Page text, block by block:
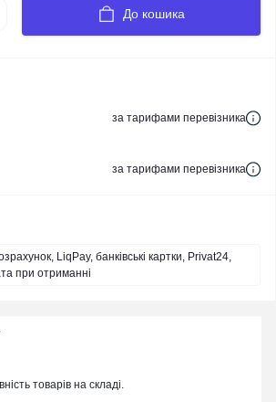
До кошика
за тарифами перевізника
за тарифами перевізника
LiqPay, банківські картки, Privat24,
при отриманні
товарів на складі.